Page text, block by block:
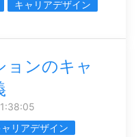
キャリアデザイン
ョンのキャ
ャリアデザイン